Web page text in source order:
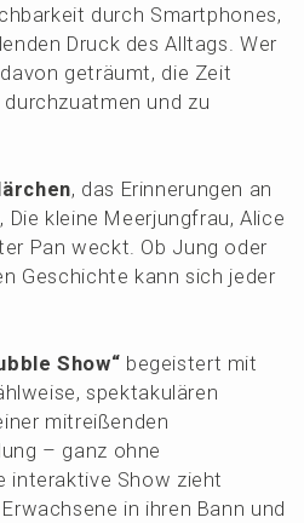
durch Smart­phones,
Druck des Alltags. Wer
geträumt, die Zeit
und zu
, das Erinne­run­gen an
Die kleine Meerjung­frau, Alice
Pan weckt. Ob Jung oder
Geschich­te kann sich jeder
Show“ begeis­tert mit
spekta­ku­lä­ren
mitrei­ßen­den
– ganz ohne
inter­ak­ti­ve Show zieht
in ihren Bann und